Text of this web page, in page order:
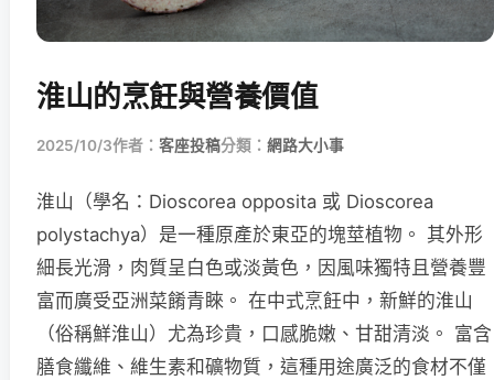
淮山的烹飪與營養價值
2025/10/3作者： 客座投稿分類： 網路大小事
淮山（學名：Dioscorea opposita 或 Dioscorea
polystachya）是一種原產於東亞的塊莖植物。 其外形
細長光滑，肉質呈白色或淡黃色，因風味獨特且營養豐
富而廣受亞洲菜餚青睞。 在中式烹飪中，新鮮的淮山
（俗稱鮮淮山）尤為珍貴，口感脆嫩、甘甜清淡。 富含
膳食纖維、維生素和礦物質，這種用途廣泛的食材不僅